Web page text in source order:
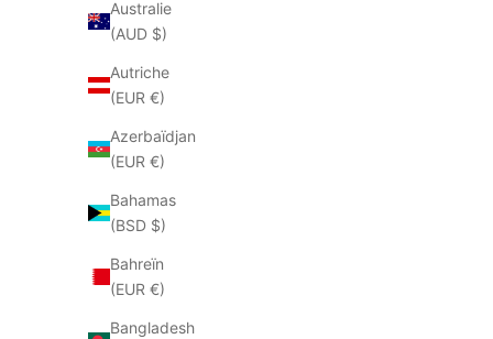
Australie
(AUD $)
Autriche
(EUR €)
Azerbaïdjan
(EUR €)
Bahamas
(BSD $)
Bahreïn
(EUR €)
Bangladesh
ECONOMISEZ 50%